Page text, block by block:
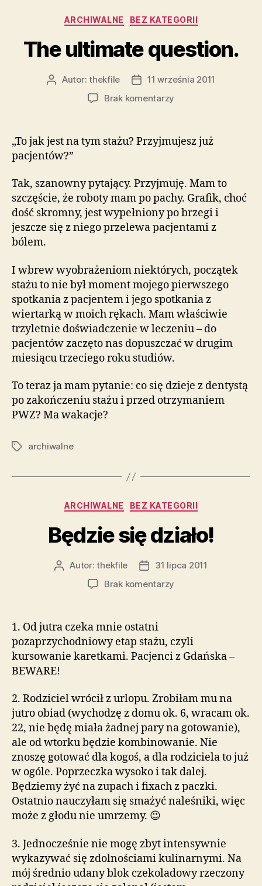
Kategorie
ARCHIWALNE BEZ KATEGORII
The ultimate question.
AutorAutor:thekfile
Data11 września 2011
Brak komentarzy
question.
„To jak jest na tym stażu? Przyjmujesz już
pacjentów?”
Tak, szanowny pytający. Przyjmuję. Mam to
szczęście, że roboty mam po pachy. Grafik, choć
dość skromny, jest wypełniony po brzegi i
jeszcze się z niego przelewa pacjentami z
bólem.
I wbrew wyobrażeniom niektórych, początek
stażu to nie był moment mojego pierwszego
spotkania z pacjentem i jego spotkania z
wiertarką w moich rękach. Mam właściwie
trzyletnie doświadczenie w leczeniu – do
pacjentów zaczęto nas dopuszczać w drugim
miesiącu trzeciego roku studiów.
To teraz ja mam pytanie: co się dzieje z dentystą
po zakończeniu stażu i przed otrzymaniem
PWZ? Ma wakacje?
Tagiarchiwalne
Kategorie
ARCHIWALNE BEZ KATEGORII
Będzie się działo!
AutorAutor:thekfile
Data31 lipca 2011
Brak komentarzy
1. Od jutra czeka mnie ostatni
pozaprzychodniowy etap stażu, czyli
kursowanie karetkami. Pacjenci z Gdańska –
BEWARE!
2. Rodziciel wrócił z urlopu. Zrobiłam mu na
jutro obiad (wychodzę z domu ok. 6, wracam ok.
22, nie będę miała żadnej pary na gotowanie),
ale od wtorku będzie kombinowanie. Nie
znoszę gotować dla kogoś, a dla rodziciela to już
w ogóle. Poprzeczka wysoko i tak dalej.
Będziemy żyć na zupach i fixach z paczki.
Ostatnio nauczyłam się smażyć naleśniki, więc
może z głodu nie umrzemy. 😉
3. Jednocześnie nie mogę zbyt intensywnie
wykazywać się zdolnościami kulinarnymi. Na
mój średnio udany blok czekoladowy rzeczony